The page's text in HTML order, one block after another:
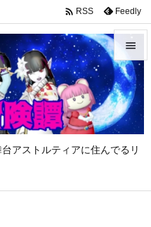
アストルティアに住んでるリ


メニュ

サイド

 RSS Feedly